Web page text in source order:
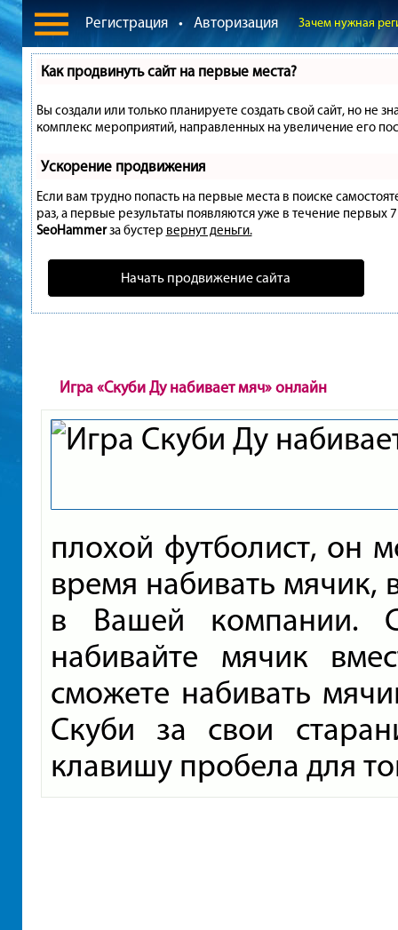
Регистрация • Авторизация Зачем нужная
Как продвинуть сайт на первые места?
Вы создали или только планируете создать свой сайт, но не
комплекс мероприятий, направленных на увеличение его
Ускорение продвижения
Если вам трудно попасть на первые места в поиске
раз, а первые результаты появляются уже в течение первых
SeoHammerза бустер вернут деньги.
Начать продвижение сайта
Игра «Скуби Ду набивает мяч» онлайн
плохой футболист, он
время набивать мячик,
в Вашей компании.
набивайте мячик
сможете набивать
Скуби за свои
клавишу пробела для